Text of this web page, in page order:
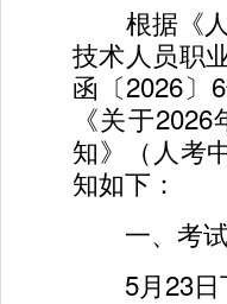
根据《人
技术人员职
函〔2026〕
《关于
知》（人考
知如下：
一、考试
5月23日